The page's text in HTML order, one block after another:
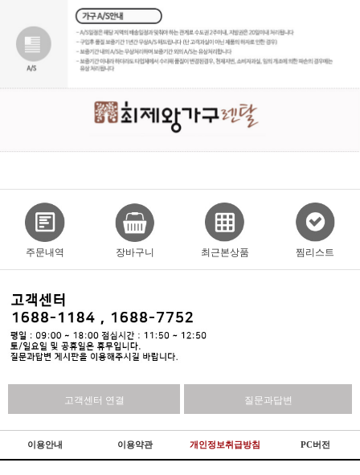
주문내역 장바구니 최근본상품 찜리스트
고객센터 연결 질문과답변
이용안내 이용약관 개인정보취급방침 PC버전